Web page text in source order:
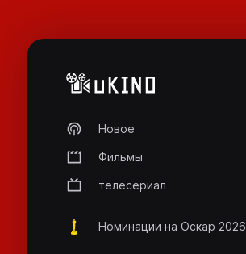
Новое
Фильмы
телесериал
Номинации на Оскар 2026